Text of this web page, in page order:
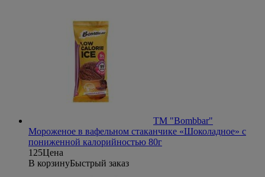
ТМ "Bombbar"
Мороженое в вафельном стаканчике «Шоколадное» с
пониженной калорийностью 80г
125Цена
В корзинуБыстрый заказ